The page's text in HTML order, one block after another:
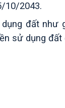
10/2043.
đất
sử dụng đất